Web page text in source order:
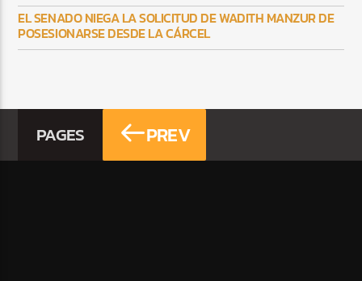
EL SENADO NIEGA LA SOLICITUD DE WADITH MANZUR DE
POSESIONARSE DESDE LA CÁRCEL
PAGES PREV